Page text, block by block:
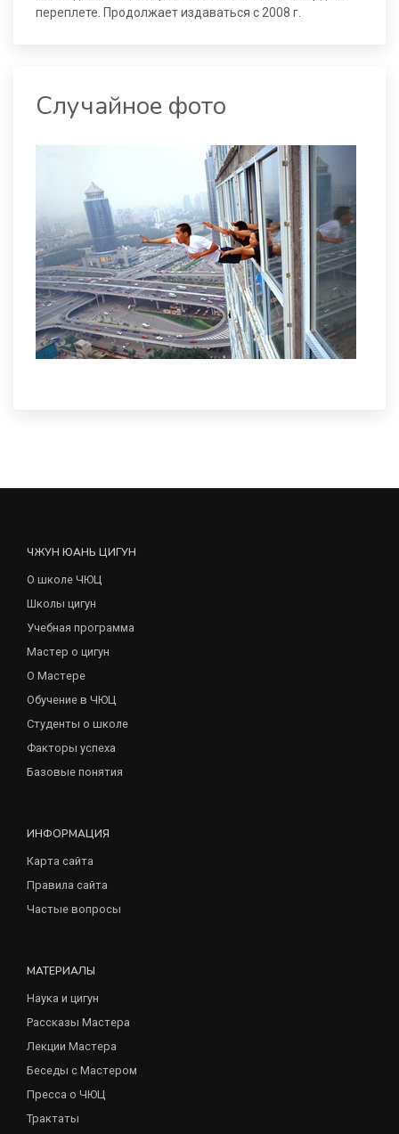
переплете. Продолжает издаваться с 2008 г.
Случайное фото
ЧЖУН ЮАНЬ ЦИГУН
О школе ЧЮЦ
Школы цигун
Учебная программа
Мастер о цигун
О Мастере
Обучение в ЧЮЦ
Студенты о школе
Факторы успеха
Базовые понятия
ИНФОРМАЦИЯ
Карта сайта
Правила сайта
Частые вопросы
МАТЕРИАЛЫ
Наука и цигун
Рассказы Мастера
Лекции Мастера
Беседы с Мастером
Пресса о ЧЮЦ
Трактаты